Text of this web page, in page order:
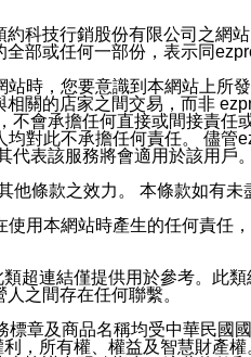
站各項服務之資料或電子郵
好友，您仍可接收到通知型訊
目的的訊息皆不會被傳送
方帳號的通知型訊息。
科技行銷股份有限公司之網
部或任何一部份，表示同
時，您要意識到本網站上所
關的店家之間交易，而非
會承擔任何直接或間接責
對此不承擔任何責任。 儘
表該服務將會適用於該用戶
條款之效力。 本條款如有
用本網站時產生的任何責
超連結僅提供用於參考。此
之間存在任何聯繫。
章及商品名稱均受中華民國
，所有權、權益及智慧財產